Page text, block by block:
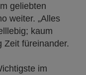
geliebten
weiter. „Alles
kaum
Zeit füreinander.
im